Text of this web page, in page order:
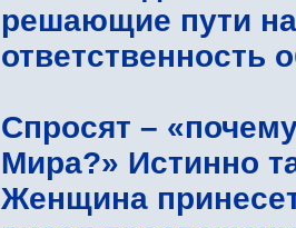
решающие пути
ответственность
Спросят –
Мира?» Истинно
Женщина